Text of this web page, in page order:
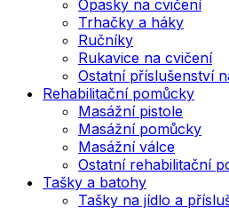
Opasky na cvičení
Trhačky a háky
Ručníky
Rukavice na cvičení
Ostatní příslušenství
Rehabilitační pomůcky
Masážní pistole
Masážní pomůcky
Masážní válce
Ostatní rehabilitační
Tašky a batohy
Tašky na jídlo a